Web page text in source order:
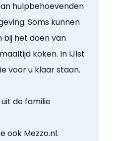
hulpbehoevenden
Soms kunnen
bij het doen van
koken. In IJlst
voor u klaar staan.
de familie
ook Mezzo.nl.